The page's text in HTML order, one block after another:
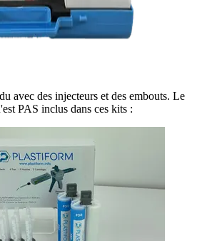
avec des injecteurs et des embouts. Le
PAS inclus dans ces kits :